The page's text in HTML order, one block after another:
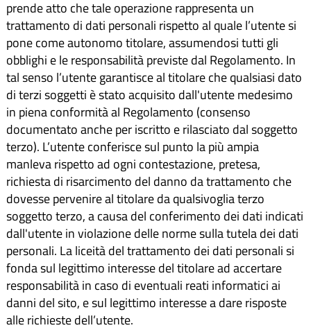
prende atto che tale operazione rappresenta un
trattamento di dati personali rispetto al quale l’utente si
pone come autonomo titolare, assumendosi tutti gli
obblighi e le responsabilità previste dal Regolamento. In
tal senso l’utente garantisce al titolare che qualsiasi dato
di terzi soggetti è stato acquisito dall'utente medesimo
in piena conformità al Regolamento (consenso
documentato anche per iscritto e rilasciato dal soggetto
terzo). L’utente conferisce sul punto la più ampia
manleva rispetto ad ogni contestazione, pretesa,
richiesta di risarcimento del danno da trattamento che
dovesse pervenire al titolare da qualsivoglia terzo
soggetto terzo, a causa del conferimento dei dati indicati
dall'utente in violazione delle norme sulla tutela dei dati
personali. La liceità del trattamento dei dati personali si
fonda sul legittimo interesse del titolare ad accertare
responsabilità in caso di eventuali reati informatici ai
danni del sito, e sul legittimo interesse a dare risposte
alle richieste dell’utente.